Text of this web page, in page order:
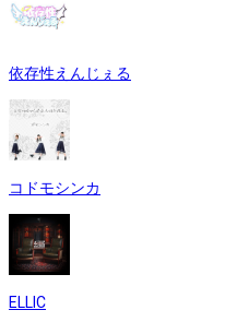
依存性えんじぇる
コドモシンカ
ELLIC